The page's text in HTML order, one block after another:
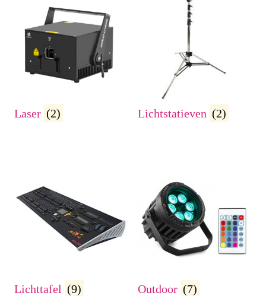
Laser (2) Lichtstatieven (2)
Lichttafel (9) Outdoor (7)